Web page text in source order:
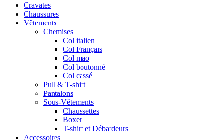
Cravates
Chaussures
Vêtements
Chemises
Col italien
Col Français
Col mao
Col boutonné
Col cassé
Pull & T-shirt
Pantalons
Sous-Vêtements
Chaussettes
Boxer
T-shirt et Débardeurs
Accessoires